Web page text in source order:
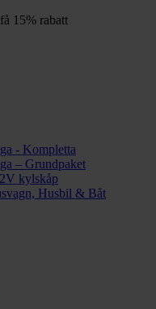
15% rabatt
- Kompletta
– Grundpaket
kylskåp
Husbil & Båt